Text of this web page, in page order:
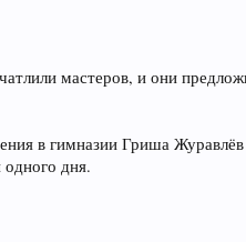
мастеров, и они
в гимназии Гриша
одного дня.